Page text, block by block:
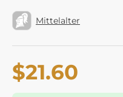
Mittelalter
$21.60